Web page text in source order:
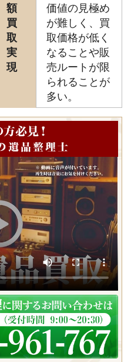
額
買
取
実
現
価値の見極め
が難しく、買
取価格が低く
なることや販
売ルートが限
られることが
多い。